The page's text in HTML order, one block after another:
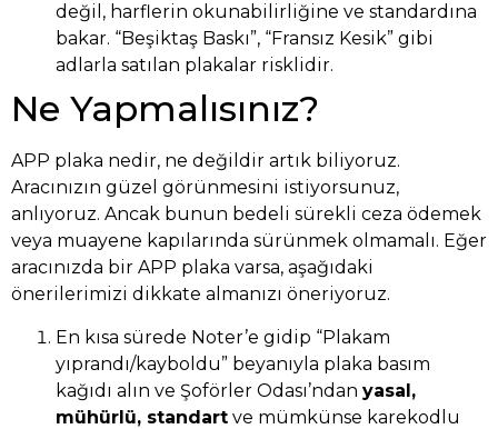
değil, harflerin okunabilirliğine ve standardına
bakar. “Beşiktaş Baskı”, “Fransız Kesik” gibi
adlarla satılan plakalar risklidir.
Ne Yapmalısınız?
APP plaka nedir, ne değildir artık biliyoruz.
Aracınızın güzel görünmesini istiyorsunuz,
anlıyoruz. Ancak bunun bedeli sürekli ceza ödemek
veya muayene kapılarında sürünmek olmamalı. Eğer
aracınızda bir APP plaka varsa, aşağıdaki
önerilerimizi dikkate almanızı öneriyoruz.
En kısa sürede Noter’e gidip “Plakam
yıprandı/kayboldu” beyanıyla plaka basım
kağıdı alın ve Şoförler Odası’ndan yasal,
mühürlü, standart ve mümkünse karekodlu